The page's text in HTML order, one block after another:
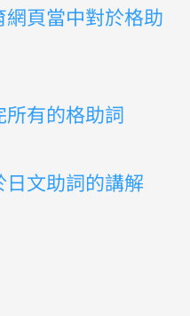
頁當中對於格助
有的格助詞
文助詞的講解